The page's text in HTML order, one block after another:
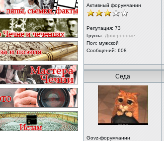
Активный форумчанин
Репутация: 73
Группа: Доверенные
Пол: мужской
Сообщений: 608
Седа
Govz-форумчанин